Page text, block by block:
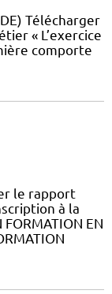
Télécharger
« L’exercice
comporte
le rapport
à la
EN